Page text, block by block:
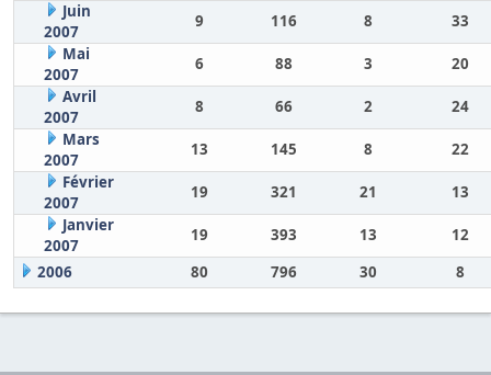
Juin
2007
9 116 8
33
Mai
2007
6 88 3
20
Avril
2007
8 66 2
24
Mars
2007
13 145 8
22
Février
2007
19 321 21
13
Janvier
2007
19 393 13
12
2006
80 796 30 8